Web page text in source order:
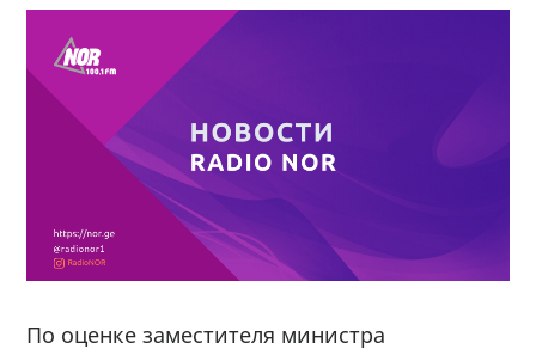
По оценке заместителя министра